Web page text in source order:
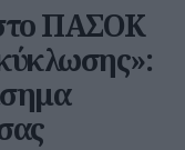
ΠΑΣΟΚ